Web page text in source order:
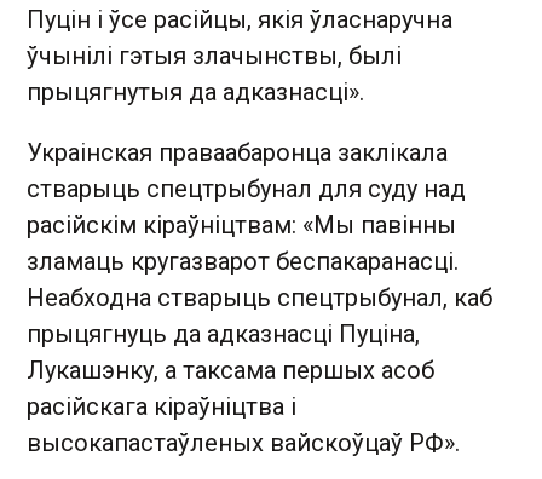
Пуцін і ўсе расійцы, якія ўласнаручна
ўчынілі гэтыя злачынствы, былі
прыцягнутыя да адказнасці».
Украінская праваабаронца заклікала
стварыць спецтрыбунал для суду над
расійскім кіраўніцтвам: «Мы павінны
зламаць кругазварот беспакаранасці.
Неабходна стварыць спецтрыбунал, каб
прыцягнуць да адказнасці Пуціна,
Лукашэнку, а таксама першых асоб
расійскага кіраўніцтва і
высокапастаўленых вайскоўцаў РФ».